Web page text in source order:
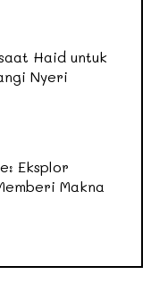
Haid untuk
Nyeri
Eksplor
Makna